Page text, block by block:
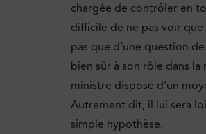
chargée de contrôler en
difficile de ne pas voir
pas que d’une question
bien sûr à son rôle dans
ministre dispose d’un
Autrement dit, il lui sera
simple hypothèse.